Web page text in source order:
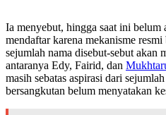
Ia menyebut, hingga saat ini belum
mendaftar karena mekanisme
sejumlah nama disebut-sebut akan
antaranya Edy, Fairid, dan
masih sebatas aspirasi dari
bersangkutan belum menyatakan